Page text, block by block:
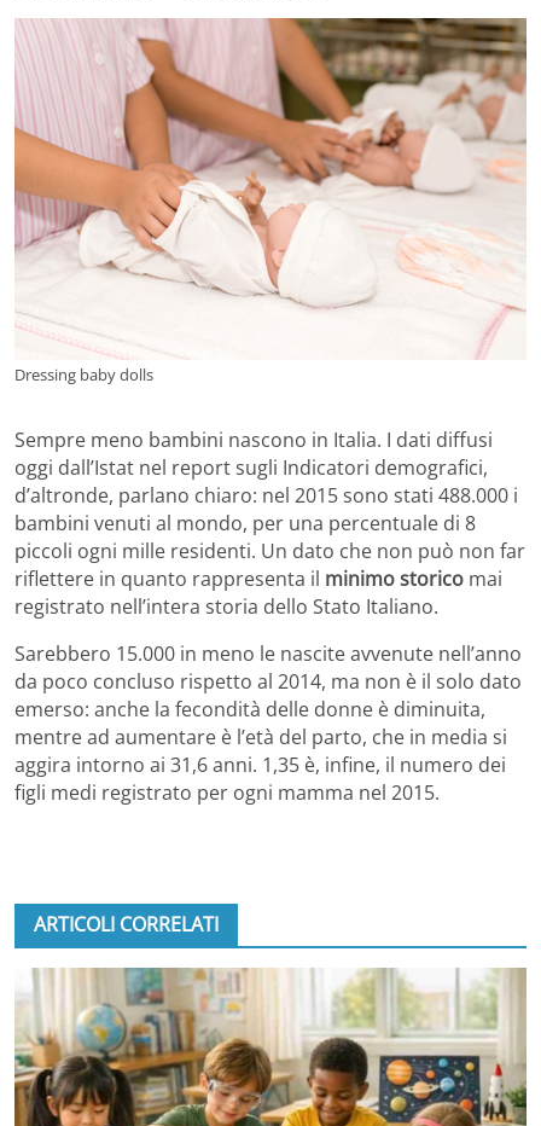
Dressing baby dolls
Sempre meno bambini nascono in Italia. I dati diffusi
oggi dall’Istat nel report sugli Indicatori demografici,
d’altronde, parlano chiaro: nel 2015 sono stati 488.000 i
bambini venuti al mondo, per una percentuale di 8
piccoli ogni mille residenti. Un dato che non può non far
riflettere in quanto rappresenta il minimo storico mai
registrato nell’intera storia dello Stato Italiano.
Sarebbero 15.000 in meno le nascite avvenute nell’anno
da poco concluso rispetto al 2014, ma non è il solo dato
emerso: anche la fecondità delle donne è diminuita,
mentre ad aumentare è l’età del parto, che in media si
aggira intorno ai 31,6 anni. 1,35 è, infine, il numero dei
figli medi registrato per ogni mamma nel 2015.
ARTICOLI CORRELATI